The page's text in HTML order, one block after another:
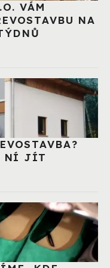
VÁM
NA
NÍ JÍT